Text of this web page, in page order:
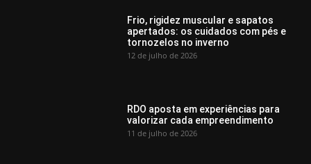
Frio, rigidez muscular e sapatos
apertados: os cuidados com pés e
tornozelos no inverno
12 de julho de 2026
RDO aposta em experiências para
valorizar cada empreendimento
11 de julho de 2026